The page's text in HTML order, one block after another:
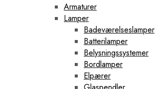
Armaturer
Lamper
Badeværelseslamper
Batterilamper
Belysningssystemer
Bordlamper
Elpærer